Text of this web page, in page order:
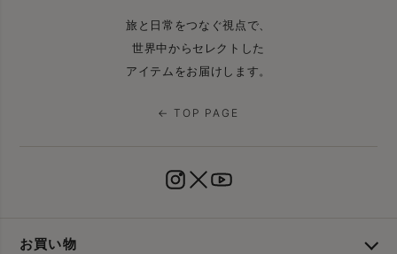
旅と日常をつなぐ視点で、
世界中からセレクトした
アイテムをお届けします。
← TOP PAGE
お買い物